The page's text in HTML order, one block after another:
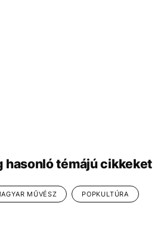
hasonló témájú cikkeket
MŰVÉSZ POPKULTÚRA